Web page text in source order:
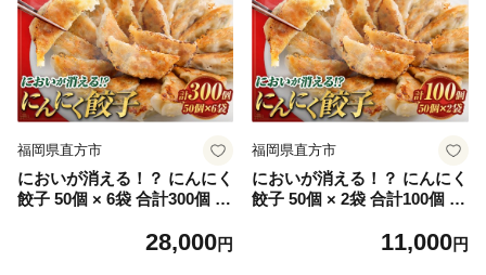
福岡県直方市
においが消える！？ にんにく
餃子 50個 × 6袋 合計300個 海
ーザ にんにく ニンニク 金子
28,000円
福岡県直方市
においが消える！？ にんにく
餃子 50個 × 2袋 合計100個 海
ーザ にんにく ニンニク 金子
11,000円